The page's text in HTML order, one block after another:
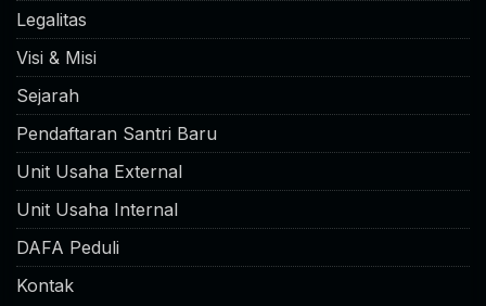
Legalitas
Visi & Misi
Sejarah
Pendaftaran Santri Baru
Unit Usaha External
Unit Usaha Internal
DAFA Peduli
Kontak